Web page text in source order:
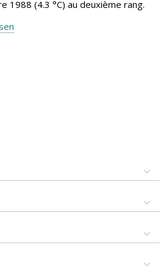
1988 (4.3 °C) au deuxième rang.